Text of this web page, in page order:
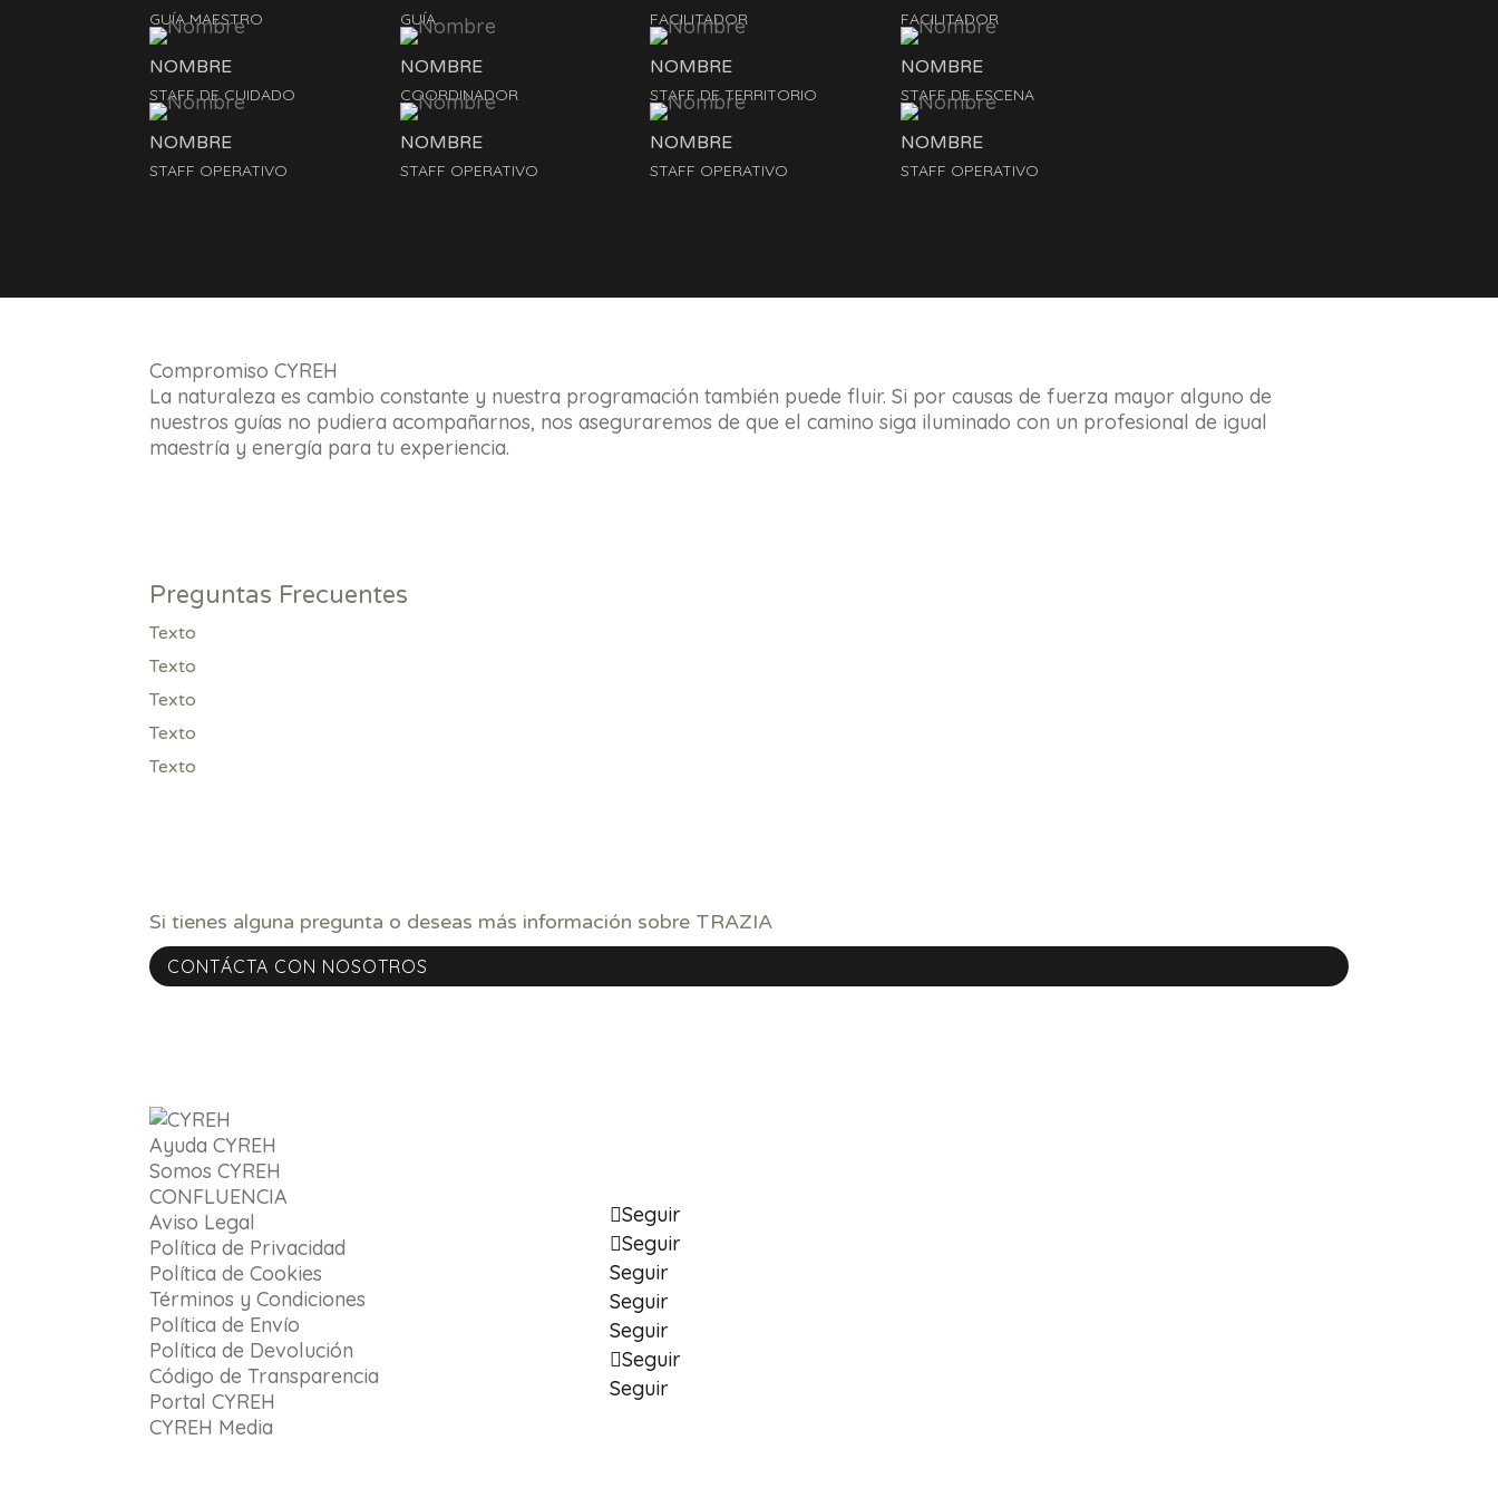
GUÍA MAESTRO GUÍA FACILITADOR FACILITADOR
NOMBRE
STAFF DE CUIDADO
NOMBRE
COORDINADOR
NOMBRE
STAFF DE TERRITORIO
NOMBRE
STAFF DE ESCENA
NOMBRE
STAFF OPERATIVO
NOMBRE
STAFF OPERATIVO
NOMBRE
STAFF OPERATIVO
NOMBRE
STAFF OPERATIVO
Compromiso CYREH
La naturaleza es cambio constante y nuestra programación también puede fluir. Si por causas de fuerza mayor alguno de
nuestros guías no pudiera acompañarnos, nos aseguraremos de que el camino siga iluminado con un profesional de igual
maestría y energía para tu experiencia.
Preguntas Frecuentes
Texto
Texto
Texto
Texto
Texto
Si tienes alguna pregunta o deseas más información sobre TRAZIA
CONTÁCTA CON NOSOTROS
Ayuda CYREH
Somos CYREH
CONFLUENCIA
Aviso Legal
Política de Privacidad
Política de Cookies
Términos y Condiciones
Política de Envío
Política de Devolución
Código de Transparencia
Portal CYREH
CYREH Media
Seguir
Seguir
Seguir
Seguir
Seguir
Seguir
Seguir